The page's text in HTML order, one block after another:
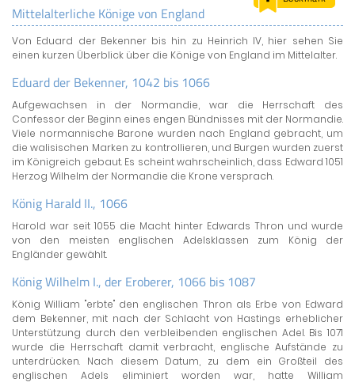
LAND & LEUTE
LERNCENTER
ENGLISCH
BRITISH SHOP
Mittelalterliche Könige von England
Von Eduard der Bekenner bis hin zu Heinrich IV, hier sehen Sie
einen kurzen Überblick über die Könige von England im Mittelalter.
Eduard der Bekenner, 1042 bis 1066
Aufgewachsen in der Normandie, war die Herrschaft des
Confessor der Beginn eines engen Bündnisses mit der Normandie.
Viele normannische Barone wurden nach England gebracht, um
die walisischen Marken zu kontrollieren, und Burgen wurden zuerst
im Königreich gebaut. Es scheint wahrscheinlich, dass Edward 1051
Herzog Wilhelm der Normandie die Krone versprach.
König Harald II., 1066
Harold war seit 1055 die Macht hinter Edwards Thron und wurde
von den meisten englischen Adelsklassen zum König der
Engländer gewählt.
König Wilhelm I., der Eroberer, 1066 bis 1087
König William "erbte" den englischen Thron als Erbe von Edward
dem Bekenner, mit nach der Schlacht von Hastings erheblicher
Unterstützung durch den verbleibenden englischen Adel. Bis 1071
wurde die Herrschaft damit verbracht, englische Aufstände zu
unterdrücken. Nach diesem Datum, zu dem ein Großteil des
englischen Adels eliminiert worden war, hatte William